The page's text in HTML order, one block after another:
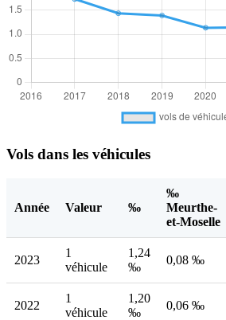
Vols dans les véhicules
Année Valeur ‰
‰
Meurthe-
et-Moselle
2023
1
véhicule
1,24
‰
0,08 ‰
2022
1
véhicule
1,20
‰
0,06 ‰